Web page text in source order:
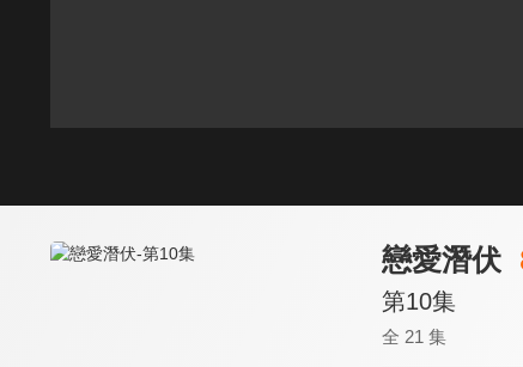
戀愛潛伏
第10集
全 21 集